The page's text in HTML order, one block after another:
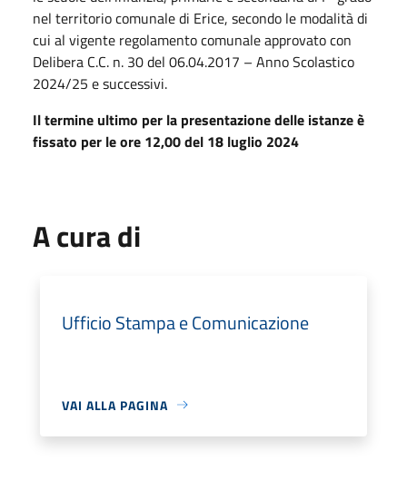
nel territorio comunale di Erice, secondo le modalità di
cui al vigente regolamento comunale approvato con
Delibera C.C. n. 30 del 06.04.2017 – Anno Scolastico
2024/25 e successivi.
Il termine ultimo per la presentazione delle istanze è
fissato per le ore 12,00 del 18 luglio 2024
A cura di
Ufficio Stampa e Comunicazione
VAI ALLA PAGINA